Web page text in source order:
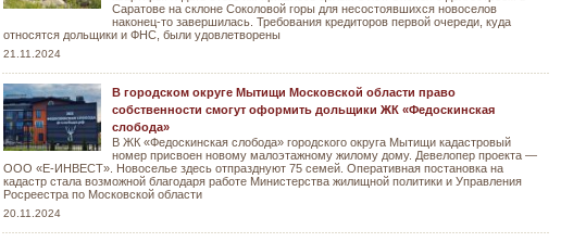
Саратове на склоне Соколовой горы для несостоявшихся новоселов
наконец-то завершилась. Требования кредиторов первой очереди, куда
относятся дольщики и ФНС, были удовлетворены
21.11.2024
В городском округе Мытищи Московской области право
собственности смогут оформить дольщики ЖК «Федоскинская
слобода»
В ЖК «Федоскинская слобода» городского округа Мытищи кадастровый
номер присвоен новому малоэтажному жилому дому. Девелопер проекта —
ООО «Е-ИНВЕСТ». Новоселье здесь отпразднуют 75 семей. Оперативная постановка на
кадастр стала возможной благодаря работе Министерства жилищной политики и Управления
Росреестра по Московской области
20.11.2024